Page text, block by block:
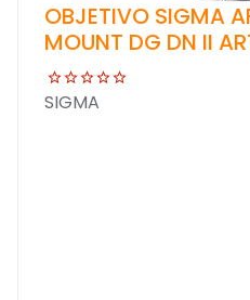
OBJETIVO SIGMA
MOUNT DG DN II
SIGMA